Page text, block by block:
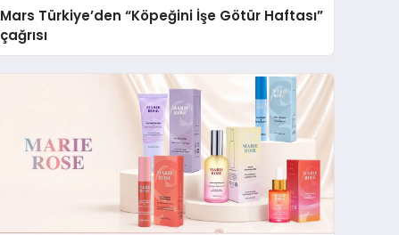
Mars Türkiye’den “Köpeğini İşe Götür Haftası”
çağrısı